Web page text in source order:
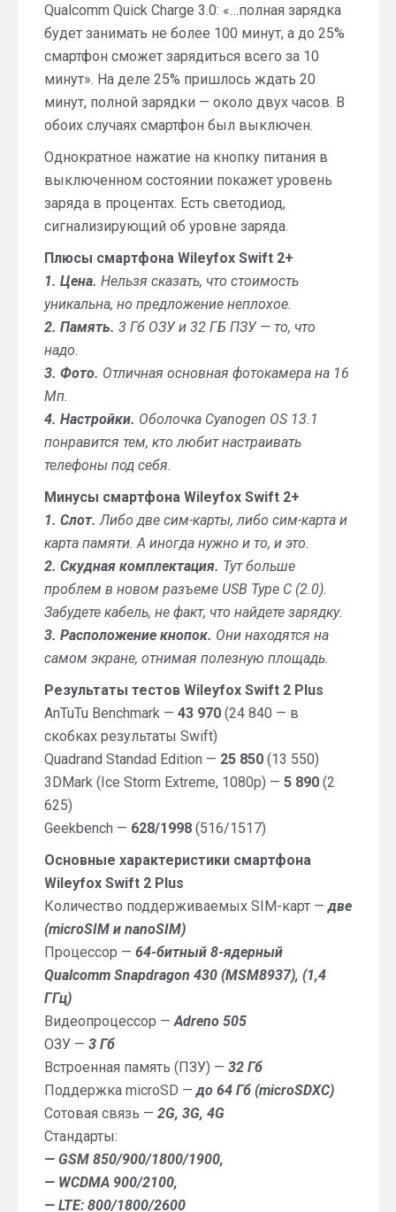
Qualcomm Quick Charge 3.0: «…полная зарядка
будет занимать не более 100 минут, а до 25%
смартфон сможет зарядиться всего за 10
минут». На деле 25% пришлось ждать 20
минут, полной зарядки — около двух часов. В
обоих случаях смартфон был выключен.
Однократное нажатие на кнопку питания в
выключенном состоянии покажет уровень
заряда в процентах. Есть светодиод,
сигнализирующий об уровне заряда.
Плюсы смартфона Wileyfox Swift 2+
1. Цена. Нельзя сказать, что стоимость
уникальна, но предложение неплохое.
2. Память. 3 Гб ОЗУ и 32 ГБ ПЗУ — то, что
надо.
3. Фото. Отличная основная фотокамера на 16
Мп.
4. Настройки. Оболочка Cyanogen OS 13.1
понравится тем, кто любит настраивать
телефоны под себя.
Минусы смартфона Wileyfox Swift 2+
1. Слот.Либо две сим-карты, либо сим-карта и
карта памяти. А иногда нужно и то, и это.
2. Скудная комплектация. Тут больше
проблем в новом разъеме USB Type С (2.0).
Забудете кабель, не факт, что найдете зарядку.
3. Расположение кнопок. Они находятся на
самом экране, отнимая полезную площадь.
Результаты тестов Wileyfox Swift 2 Plus
AnTuTu Benchmark — 43 970 (24 840 — в
скобках результаты Swift)
Quadrand Standad Edition — 25 850 (13 550)
3DMark (Ice Storm Extreme, 1080p) — 5 890 (2
625)
Geekbench — 628/1998 (516/1517)
Основные характеристики смартфона
Wileyfox Swift 2 Plus
Количество поддерживаемых SIM-карт —две
(microSIM и nanoSIM)
Процессор — 64-битный 8-ядерный
Qualcomm Snapdragon 430 (MSM8937), (1,4
ГГц)
Видеопроцессор —Adreno 505
ОЗУ — 3 Гб
Встроенная память (ПЗУ) — 32 Гб
Поддержка microSD —до 64 Гб (microSDXC)
Сотовая связь — 2G, 3G, 4G
Стандарты:
— GSM 850/900/1800/1900,
— WCDMA 900/2100,
— LTE: 800/1800/2600